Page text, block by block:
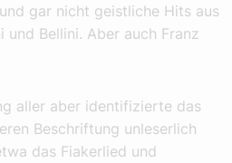
gar nicht geistliche Hits aus
und Bellini. Aber auch Franz
aller aber identifizierte das
Beschriftung unleserlich
das Fiakerlied und